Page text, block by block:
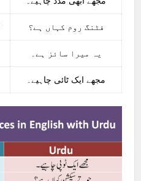
فٹنگ روم کہاں ہے؟
یہ میرا سائز ہے۔
مجھے ایک ٹائی چاہیے۔